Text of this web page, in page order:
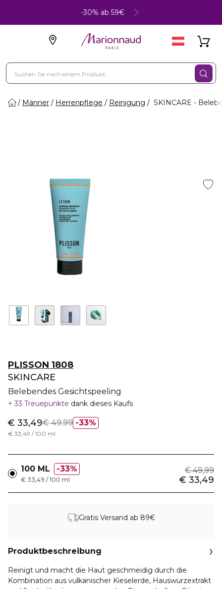
-30% ab 59€
Männer Herrenpflege Reinigung SKINCARE -
PLISSON 1808
SKINCARE
Belebendes Gesichtspeeling
33 Treuepunkte dank dieses Kaufs
33%
€ 33,49€ 49,99
€ 33,49 / 100 ml
100 ML 33% € 49,99
€ 33,49
€ 33,49 / 100 ml
Gratis Versand ab 89€
Produktbeschreibung
Reinigt und macht die Haut geschmeidig durch die
Kombination aus vulkanischer Kieselerde, Hauswurzextrakt